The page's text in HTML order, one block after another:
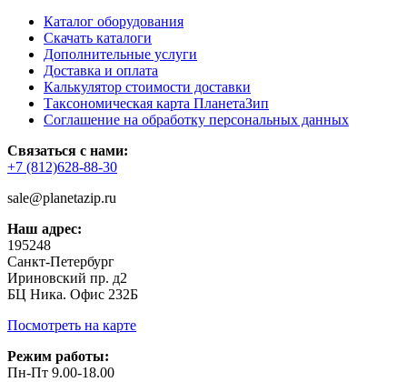
Каталог оборудования
Скачать каталоги
Дополнительные услуги
Доставка и оплата
Калькулятор стоимости доставки
Таксономическая карта ПланетаЗип
Соглашение на обработку персональных данных
Связаться с нами:
+7 (812)628-88-30
sale@planetazip.ru
Наш адрес:
195248
Санкт-Петербург
Ириновский пр. д2
БЦ Ника. Офис 232Б
Посмотреть на карте
Режим работы:
Пн-Пт 9.00-18.00